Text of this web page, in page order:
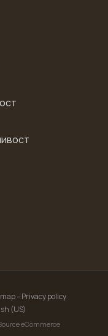
– Privacy policy
(US)
eCommerce